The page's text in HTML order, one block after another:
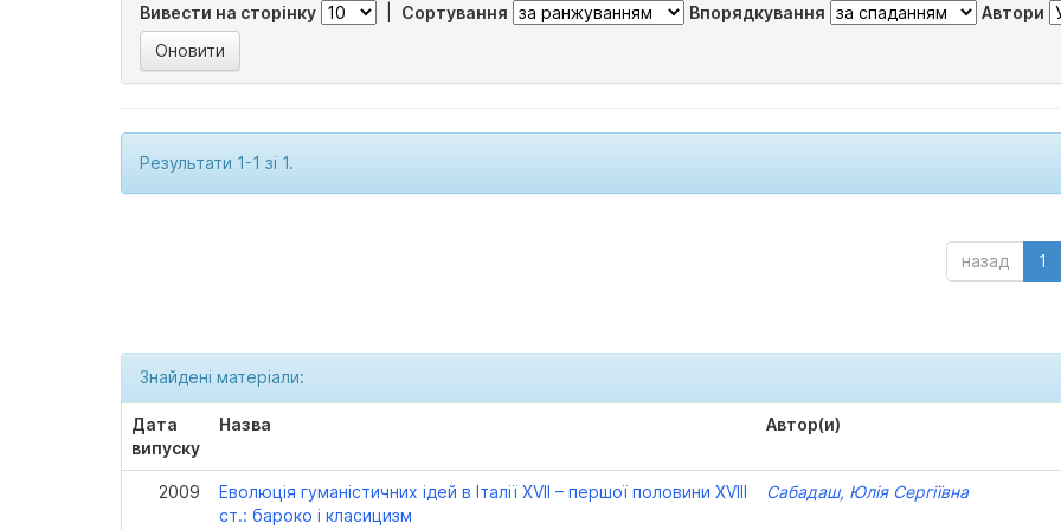
Вивести на сторінку Сортування Впорядкування Автори
Результати 1-1 зі 1.
назад 1
Знайдені матеріали:
Дата
випуску
Назва Автор(и)
2009
Еволюція гуманістичних ідей в Італії XVII – першої половини XVIII
ст.: бароко і класицизм
Сабадаш, Юлія Сергіївна